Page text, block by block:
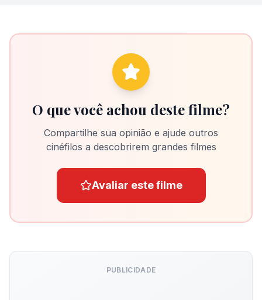
O que você achou deste filme?
Compartilhe sua opinião e ajude outros
cinéfilos a descobrirem grandes filmes
Avaliar este filme
PUBLICIDADE